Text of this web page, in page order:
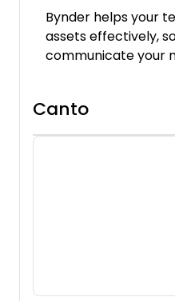
Bynder helps your
assets effectively,
communicate your
Canto